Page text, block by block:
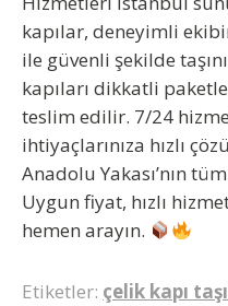
kapılar, deneyimli
ile güvenli şekilde
kapıları dikkatli
teslim edilir. 7/24
ihtiyaçlarınıza hızlı
Anadolu Yakası’nın
Uygun fiyat, hızlı
hemen arayın.
Etiketler: çelik kapı